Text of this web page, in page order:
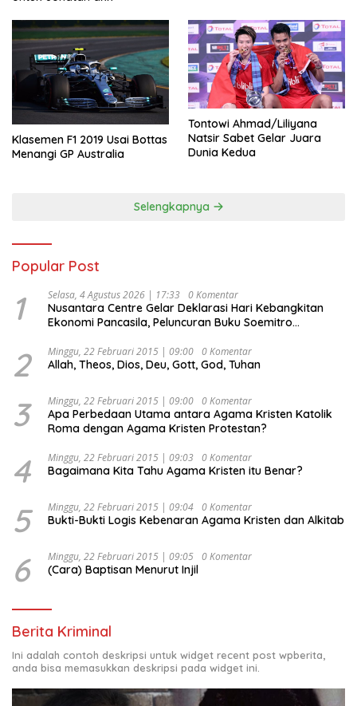
Klasemen F1 2019 Usai Bottas
Menangi GP Australia
Tontowi Ahmad/Liliyana
Natsir Sabet Gelar Juara
Dunia Kedua
Selengkapnya
Popular Post
1 Selasa, 4 Agustus 2026 | 17:33 0 Komentar
Nusantara Centre Gelar Deklarasi Hari Kebangkitan
Ekonomi Pancasila, Peluncuran Buku Soemitro
Ekonomi Politik Indonesia) & Simposium Nasional
“Urgensi Undang-Undang Perekonomian Nasional dan
Indonesia Emas 2045”,
2 Minggu, 22 Februari 2015 | 09:00 0 Komentar
Allah, Theos, Dios, Deu, Gott, God, Tuhan
3 Minggu, 22 Februari 2015 | 09:00 0 Komentar
Apa Perbedaan Utama antara Agama Kristen Katolik
Roma dengan Agama Kristen Protestan?
4 Minggu, 22 Februari 2015 | 09:03 0 Komentar
Bagaimana Kita Tahu Agama Kristen itu Benar?
5 Minggu, 22 Februari 2015 | 09:04 0 Komentar
Bukti-Bukti Logis Kebenaran Agama Kristen dan Alkitab
6 Minggu, 22 Februari 2015 | 09:05 0 Komentar
(Cara) Baptisan Menurut Injil
Berita Kriminal
Ini adalah contoh deskripsi untuk widget recent post wpberita,
anda bisa memasukkan deskripsi pada widget ini.